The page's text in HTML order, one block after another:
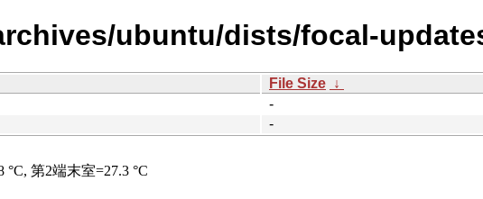
ubuntu/dists/focal-
File Size ↓
-
-